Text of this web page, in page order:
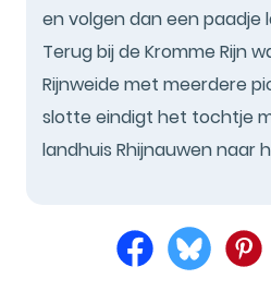
en volgen dan een paadje
Terug bij de Kromme Rijn
Rijnweide met meerdere
slotte eindigt het tochtje
landhuis Rhijnauwen naar